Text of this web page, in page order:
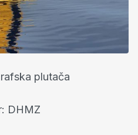
plutača
DHMZ